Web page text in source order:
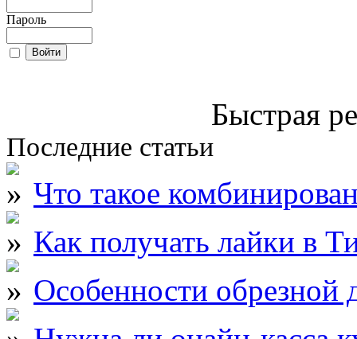
Пароль
Быстрая
Последние статьи
Что такое
Как получать лайки в
Особенности обрезной